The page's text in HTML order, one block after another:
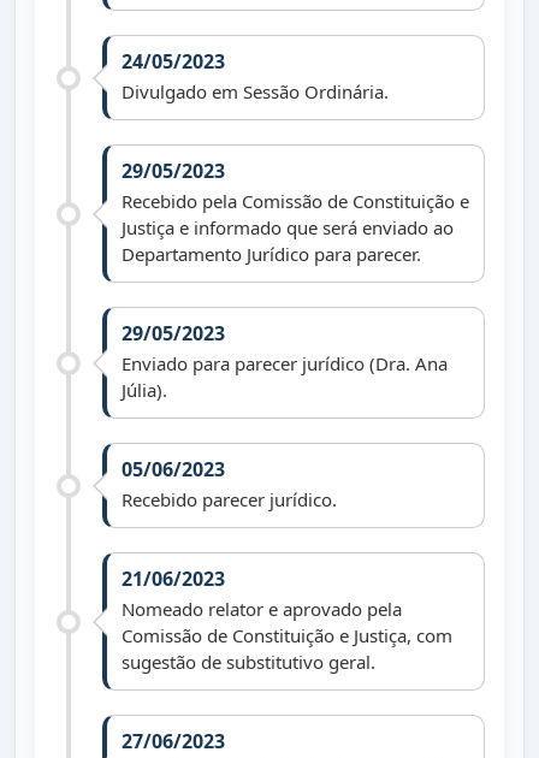
24/05/2023
Divulgado em Sessão Ordinária.
29/05/2023
Recebido pela Comissão de Constituição e
Justiça e informado que será enviado ao
Departamento Jurídico para parecer.
29/05/2023
Enviado para parecer jurídico (Dra. Ana
Júlia).
05/06/2023
Recebido parecer jurídico.
21/06/2023
Nomeado relator e aprovado pela
Comissão de Constituição e Justiça, com
sugestão de substitutivo geral.
27/06/2023